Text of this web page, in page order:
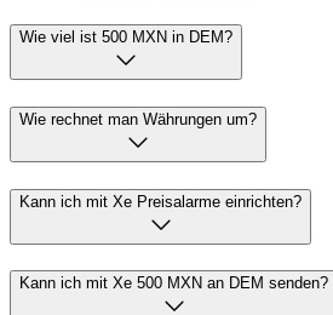
Wie viel ist 500 MXN in DEM?
Wie rechnet man Währungen um?
Kann ich mit Xe Preisalarme einrichten?
Kann ich mit Xe 500 MXN an DEM senden?